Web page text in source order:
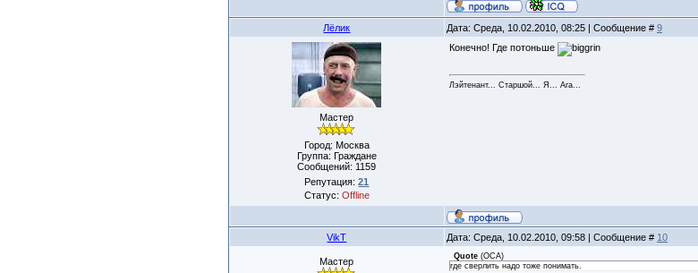
Лёлик Дата: Среда, 10.02.2010, 08:25 | Сообщение # 9
Мастер
Город: Москва
Группа: Граждане
Сообщений: 1159
Репутация:21
Статус: Offline
Конечно! Где потоньше
Лэйтенант... Старшой... Я... Ага...
VikT Дата: Среда, 10.02.2010, 09:58 | Сообщение # 10
Мастер Quote(OCA)
где сверлить надо тоже понимать.